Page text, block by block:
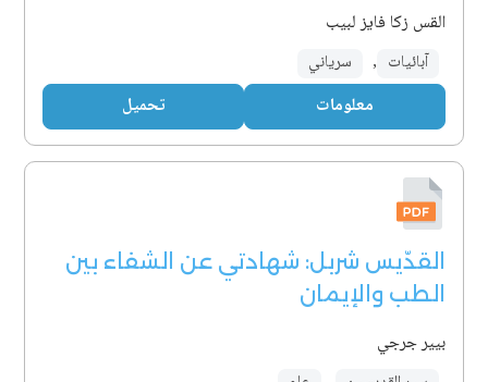
القس زكا فايز لبيب
آبائيات , سرياني
معلومات تحميل
القدّيس شربل: شهادتي عن الشفاء بين
الطب والإيمان
بيير جرجي